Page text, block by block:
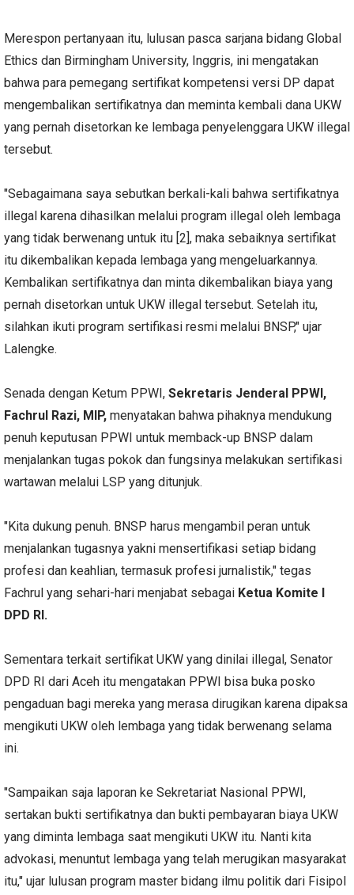
Merespon pertanyaan itu, lulusan pasca sarjana bidang Global
Ethics dan Birmingham University, Inggris, ini mengatakan
bahwa para pemegang sertifikat kompetensi versi DP dapat
mengembalikan sertifikatnya dan meminta kembali dana UKW
yang pernah disetorkan ke lembaga penyelenggara UKW illegal
tersebut.
"Sebagaimana saya sebutkan berkali-kali bahwa sertifikatnya
illegal karena dihasilkan melalui program illegal oleh lembaga
yang tidak berwenang untuk itu [2], maka sebaiknya sertifikat
itu dikembalikan kepada lembaga yang mengeluarkannya.
Kembalikan sertifikatnya dan minta dikembalikan biaya yang
pernah disetorkan untuk UKW illegal tersebut. Setelah itu,
silahkan ikuti program sertifikasi resmi melalui BNSP," ujar
Lalengke.
Senada dengan Ketum PPWI, Sekretaris Jenderal PPWI,
Fachrul Razi, MIP, menyatakan bahwa pihaknya mendukung
penuh keputusan PPWI untuk memback-up BNSP dalam
menjalankan tugas pokok dan fungsinya melakukan sertifikasi
wartawan melalui LSP yang ditunjuk.
"Kita dukung penuh. BNSP harus mengambil peran untuk
menjalankan tugasnya yakni mensertifikasi setiap bidang
profesi dan keahlian, termasuk profesi jurnalistik," tegas
Fachrul yang sehari-hari menjabat sebagai Ketua Komite I
DPD RI.
Sementara terkait sertifikat UKW yang dinilai illegal, Senator
DPD RI dari Aceh itu mengatakan PPWI bisa buka posko
pengaduan bagi mereka yang merasa dirugikan karena dipaksa
mengikuti UKW oleh lembaga yang tidak berwenang selama
ini.
"Sampaikan saja laporan ke Sekretariat Nasional PPWI,
sertakan bukti sertifikatnya dan bukti pembayaran biaya UKW
yang diminta lembaga saat mengikuti UKW itu. Nanti kita
advokasi, menuntut lembaga yang telah merugikan masyarakat
itu," ujar lulusan program master bidang ilmu politik dari Fisipol